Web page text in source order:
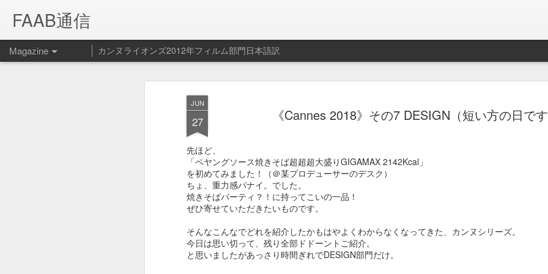
JUN
27 《Cannes 2018》その7 DESIGN（短い方の日で
先ほど、
「ペヤングソース焼きそば超超超大盛りGIGAMAX 2142Kcal」
を初めてみました！（＠某プロデューサーのデスク）
ちょ、重力感パナイ。でした。
焼きそばパーティ？！に持ってこいの一品！
ぜひ寄せていただきたいものです。
そんなこんなでどれを紹介したかもはやよくわからなくなってきた、カンヌシリーズ。
今日は思い切って、残り全部ドドーントご紹介。
と思いましたがあっさり時間ぎれでDESIGN部門だけ。
FAAB通信
Magazine カンヌライオンズ2012年フィルム部門日本語訳
Spotify ペット用プレイリスト作成サ
ービス開始！
Spotify - Pet Playlist from Le Cube on Vimeo.
Spotifyの新サービス（？）ペット プレイリストの説明動画。